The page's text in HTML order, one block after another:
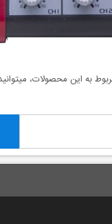
به این محصولات،